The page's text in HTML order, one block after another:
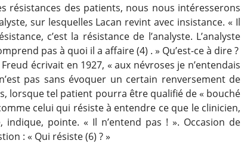
résistances des patients, nous nous intéresserons
sur lesquelles Lacan revint avec insistance. « Il
c’est la résistance de l’analyste. L’analyste
pas à quoi il a affaire (4) . » Qu’est-ce à dire ?
écrivait en 1927, « aux névroses je n’entendais
pas sans évoquer un certain renversement de
lorsque tel patient pourra être qualifié de « bouché
celui qui résiste à entendre ce que le clinicien,
indique, pointe. « Il n’entend pas ! ». Occasion de
: « Qui résiste (6) ? »